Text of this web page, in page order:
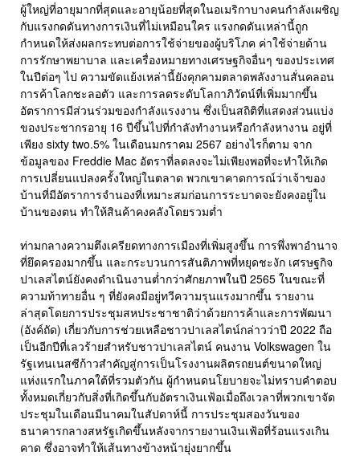
ผู้ใหญ่ที่อายุมากที่สุดและอายุน้อยที่สุดในอเมริกาบางคนกำลังเผชิญ
กับแรงกดดันทางการเงินที่ไม่เหมือนใคร แรงกดดันเหล่านี้ถูก
กำหนดให้ส่งผลกระทบต่อการใช้จ่ายของผู้บริโภค ค่าใช้จ่ายด้าน
การรักษาพยาบาล และเครื่องหมายทางเศรษฐกิจอื่นๆ ของประเทศ
ในปีต่อๆ ไป ความขัดแย้งเหล่านี้ยังคุกคามตลาดพลังงานสั่นคลอน
การค้าโลกชะลอตัว และการลดระดับโลกาภิวัตน์ที่เพิ่มมากขึ้น
อัตราการมีส่วนร่วมของกำลังแรงงาน ซึ่งเป็นสถิติที่แสดงส่วนแบ่ง
ของประชากรอายุ 16 ปีขึ้นไปที่กำลังทำงานหรือกำลังหางาน อยู่ที่
เพียง sixty two.5% ในเดือนมกราคม 2567 อย่างไรก็ตาม จาก
ข้อมูลของ Freddie Mac อัตราที่ลดลงจะไม่เพียงพอที่จะทำให้เกิด
การเปลี่ยนแปลงครั้งใหญ่ในตลาด พวกเขาคาดการณ์ว่าเจ้าของ
บ้านที่มีอัตราการจำนองที่เหมาะสมก่อนการระบาดจะยังคงอยู่ใน
บ้านของตน ทำให้สินค้าคงคลังโดยรวมต่ำ
ท่ามกลางความตึงเครียดทางการเมืองที่เพิ่มสูงขึ้น การพึ่งพาอำนาจ
ที่ยึดครองมากขึ้น และกระบวนการสันติภาพที่หยุดชะงัก เศรษฐกิจ
ปาเลสไตน์ยังคงดำเนินงานต่ำกว่าศักยภาพในปี 2565 ในขณะที่
ความท้าทายอื่น ๆ ที่ยังคงมีอยู่ทวีความรุนแรงมากขึ้น รายงาน
ล่าสุดโดยการประชุมสหประชาชาติว่าด้วยการค้าและการพัฒนา
(อังค์ถัด) เกี่ยวกับการช่วยเหลือชาวปาเลสไตน์กล่าวว่าปี 2022 ถือ
เป็นอีกปีที่เลวร้ายสำหรับชาวปาเลสไตน์ คนงาน Volkswagen ใน
รัฐเทนเนสซีก้าวสำคัญสู่การเป็นโรงงานผลิตรถยนต์ขนาดใหญ่
แห่งแรกในภาคใต้ที่รวมตัวกัน ผู้กำหนดนโยบายจะไม่ทราบคำตอบ
ทั้งหมดเกี่ยวกับสิ่งที่เกิดขึ้นกับอัตราเงินเฟ้อเมื่อถึงเวลาที่พวกเขาจัด
ประชุมในเดือนมีนาคมในสัปดาห์นี้ การประชุมสองวันของ
ธนาคารกลางสหรัฐเกิดขึ้นหลังจากรายงานเงินเฟ้อที่ร้อนแรงเกิน
คาด ซึ่งอาจทำให้เส้นทางข้างหน้ายุ่งยากขึ้น